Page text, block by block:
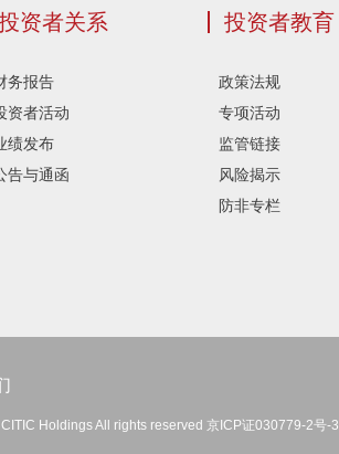
资者关系
务报告
资者活动
绩发布
告与通函
投资者教育
政策法规
专项活动
监管链接
风险揭示
防非专栏
Holdings All rights reserved 京ICP证030779-2号-3